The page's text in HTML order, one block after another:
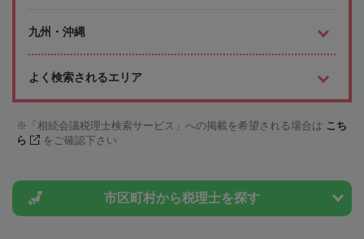
九州・沖縄
よく検索されるエリア
「相続会議税理士検索サービス」への掲載を希望される場合は こち
ら
をご確認下さい
市区町村から税理士を探す